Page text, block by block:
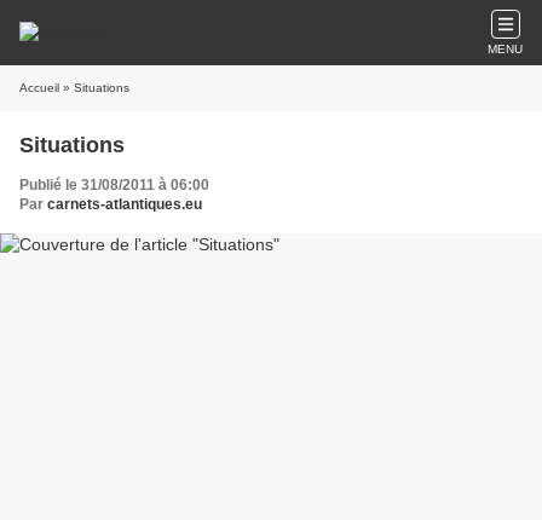
MENU
Accueil » Situations
Situations
Publié le 31/08/2011 à 06:00
Par carnets-atlantiques.eu